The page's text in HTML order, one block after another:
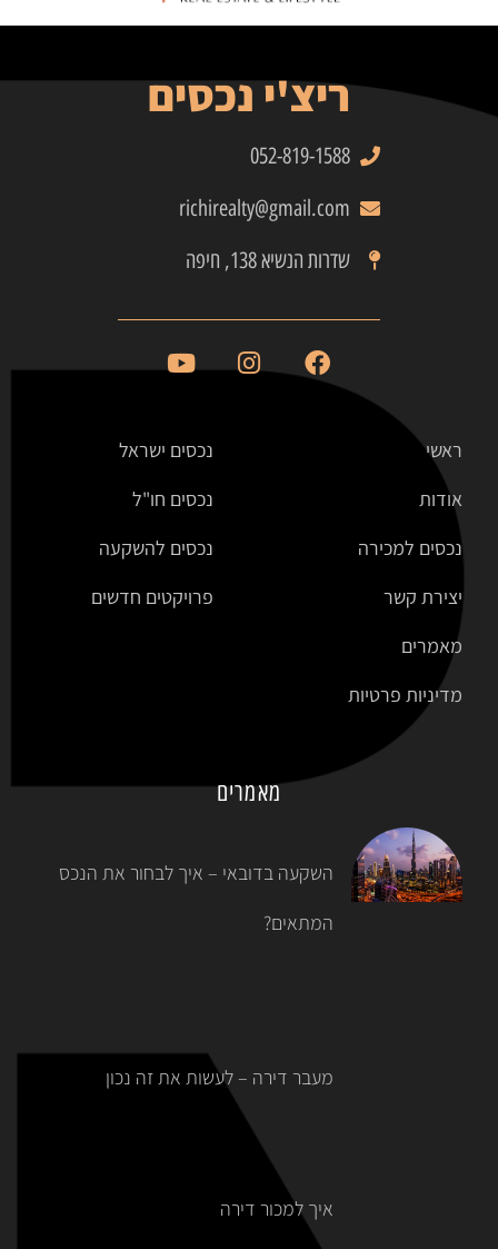
ריצ'י נכסים
052-819-1588
richirealty@gmail.com
שדרות הנשיא 138, חיפה
ראשי
אודות
נכסים למכירה
יצירת קשר
מאמרים
מדיניות פרטיות
נכסים ישראל
נכסים חו"ל
נכסים להשקעה
פרויקטים חדשים
מאמרים
השקעה בדובאי – איך לבחור את הנכס
המתאים?
מעבר דירה – לעשות את זה נכון
איך למכור דירה